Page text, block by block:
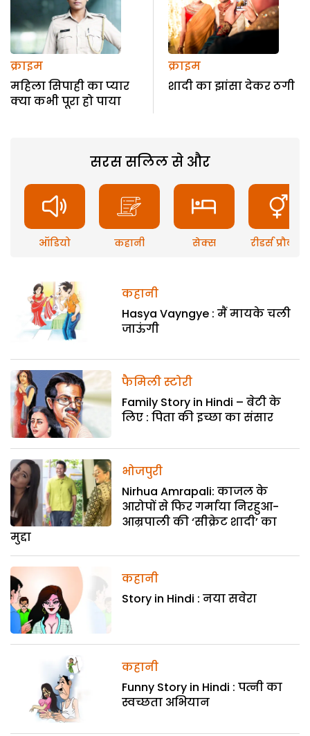
क्राइम
महिला सिपाही का प्यार
क्या कभी पूरा हो पाया
क्राइम
शादी का झांसा देकर ठगी
सरस सलिल से और
ऑडियो कहानी सेक्स रीडर्स प्रौब्लम
कहानी
Hasya Vayngye : मैं मायके चली
जाऊंगी
फैमिली स्टोरी
Family Story in Hindi – बेटी के
लिए : पिता की इच्छा का संसार
भोजपुरी
Nirhua Amrapali: काजल के
आरोपों से फिर गर्माया निरहुआ-
आम्रपाली की ‘सीक्रेट शादी’ का
मुद्दा
कहानी
Story in Hindi : नया सवेरा
कहानी
Funny Story in Hindi : पत्नी का
स्वच्छता अभियान